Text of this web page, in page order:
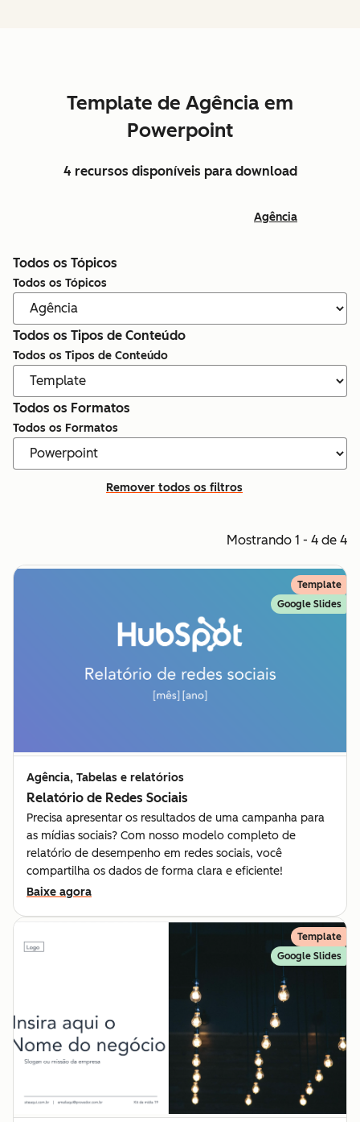
Template de Agência em
Powerpoint
4 recursos disponíveis para download
Agência
Todos os Tópicos
Todos os Tópicos
Todos os Tipos de Conteúdo
Todos os Tipos de Conteúdo
Todos os Formatos
Todos os Formatos
Remover todos os filtros
Mostrando 1 - 4 de 4
Template
Google Slides
Agência, Tabelas e relatórios
Relatório de Redes Sociais
Precisa apresentar os resultados de uma campanha para
as mídias sociais? Com nosso modelo completo de
relatório de desempenho em redes sociais, você
compartilha os dados de forma clara e eficiente!
Baixe agora
Template
Google Slides